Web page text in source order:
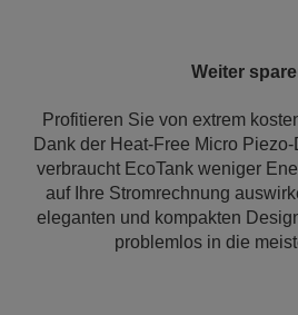
Weiter
Profitieren Sie von extrem
Dank der Heat-Free Micro
verbraucht EcoTank weniger
auf Ihre Stromrechnung
eleganten und kompakten
problemlos in die